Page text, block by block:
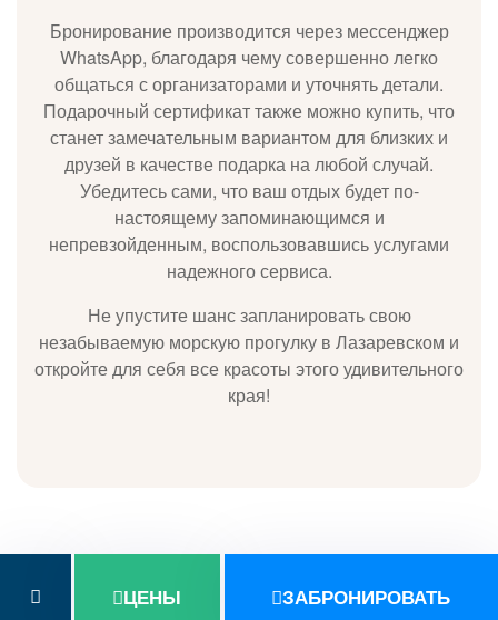
Бронирование производится через мессенджер
WhatsApp, благодаря чему совершенно легко
общаться с организаторами и уточнять детали.
Подарочный сертификат также можно купить, что
станет замечательным вариантом для близких и
друзей в качестве подарка на любой случай.
Убедитесь сами, что ваш отдых будет по-
настоящему запоминающимся и
непревзойденным, воспользовавшись услугами
надежного сервиса.
Не упустите шанс запланировать свою
незабываемую морскую прогулку в Лазаревском и
откройте для себя все красоты этого удивительного
края!
ЦЕНЫ ЗАБРОНИРОВАТЬ